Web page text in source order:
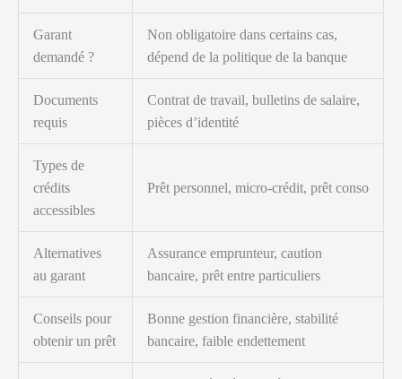
Garant
demandé ?
Non obligatoire dans certains cas,
dépend de la politique de la banque
Documents
requis
Contrat de travail, bulletins de salaire,
pièces d’identité
Types de
crédits
accessibles
Prêt personnel, micro-crédit, prêt conso
Alternatives
au garant
Assurance emprunteur, caution
bancaire, prêt entre particuliers
Conseils pour
obtenir un prêt
Bonne gestion financière, stabilité
bancaire, faible endettement